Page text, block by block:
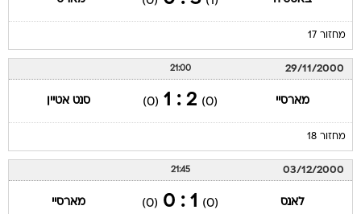
מחזור 17
29/11/2000
21:00
מארסיי (0)
2 : 1
(0) סנט אטיין
מחזור 18
03/12/2000
21:45
לאנס (0)
1 : 0
(0) מארסיי